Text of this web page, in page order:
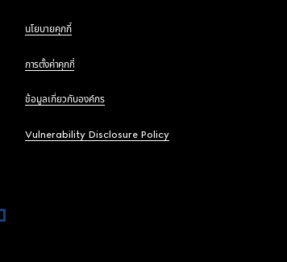
นโยบายคุกกี้
การตั้งค่าคุกกี้
ข้อมูลเกี่ยวกับองค์กร
Vulnerability Disclosure Policy